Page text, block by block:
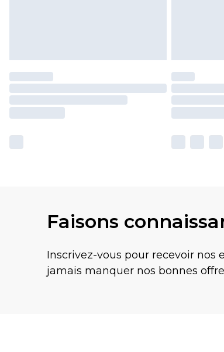
Faisons
Inscrivez-vous pour recevoir nos
jamais manquer nos bonnes